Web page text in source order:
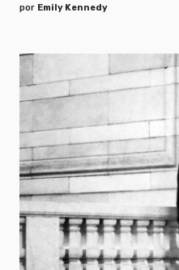
por Emily Kennedy